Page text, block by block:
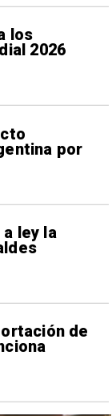
los
2026
por
ley la
de